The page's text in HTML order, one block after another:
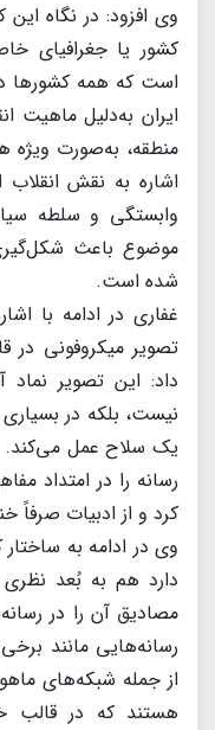
وی افزود: در نگاه
کشور یا جغرافیای
است که همه کشورها
ایران به‌دلیل ماهیت
منطقه، به‌صورت ویژه
اشاره به نقش انقلاب
وابستگی و سلطه
موضوع باعث
شده است.
غفاری در ادامه با
تصویر میکروفونی
داد: این تصویر
نیست، بلکه در
یک سلاح عمل می‌کند.
رسانه را در امتداد
کرد و از ادبیات صرفاً
وی در ادامه به
دارد هم به بُعد
مصادیق آن را در
رسانه‌هایی مانند
از جمله شبکه‌های
هستند که در قالب